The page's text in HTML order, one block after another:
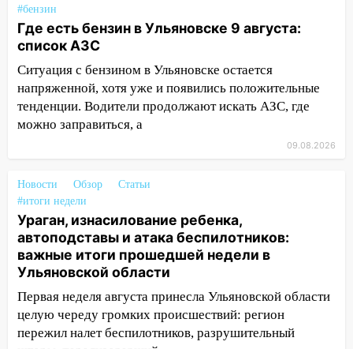
области на 9 августа
16:34
Из-за мощной непогоды в
время»
16:17 Мелекесский район первым в
Ульяновской области намолотил более
Ульяновской области подали более 10
тысяч заявлений
15:04 Фоторепортаж с улиц Ульяновска
после шторма: поваленные деревья и
затопленные улицы
14:28 Ураган вырвал остановку на улице
Деева в Заволжье
14:26 Жители Ульяновска сами
#бензин
Где есть бензин в Ульяновске 9 августа:
список АЗС
Ситуация с бензином в Ульяновске остается
напряженной, хотя уже и появились положительные
тенденции. Водители продолжают искать АЗС, где
можно заправиться, а
09.08.2026
Новости Обзор
Статьи
#итоги недели
Ураган, изнасилование ребенка,
автоподставы и атака беспилотников:
важные итоги прошедшей недели в
Ульяновской области
Первая неделя августа принесла Ульяновской области
целую череду громких происшествий: регион
пережил налет беспилотников, разрушительный